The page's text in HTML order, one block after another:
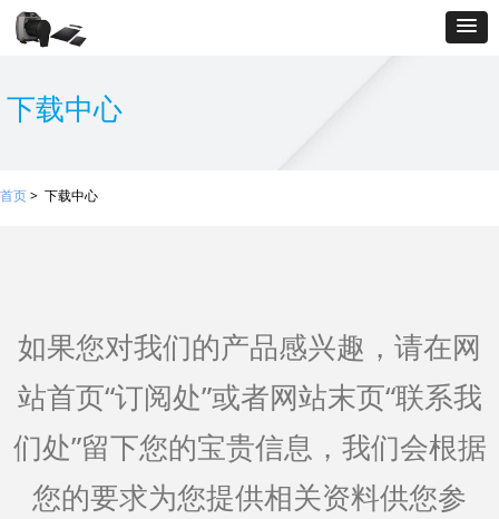
下载中心
首页> 下载中心
如果您对我们的产品感兴趣，请在网
站首页“订阅处”或者网站末页“联系我
们处”留下您的宝贵信息，我们会根据
您的要求为您提供相关资料供您参